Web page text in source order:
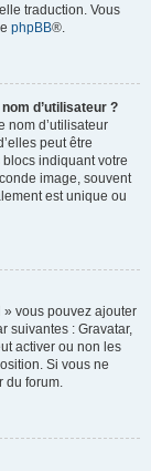
traduction. Vous
phpBB®.
d’utilisateur ?
nom d’utilisateur
peut être
indiquant votre
image, souvent
est unique ou
» vous pouvez ajouter
suivantes : Gravatar,
activer ou non les
Si vous ne
du forum.